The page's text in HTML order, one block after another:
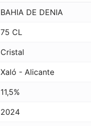
BAHIA DE DENIA
75 CL
Cristal
Xaló - Alicante
11,5%
2024